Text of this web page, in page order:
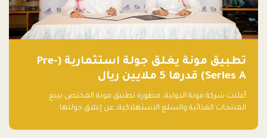
تطبيق مونة يغلق جولة استثمارية (Pre-
Series A) قدرها 5 ملايين ريال
أعلنت شركة مونة الدولية، مطورة تطبيق مونة المختص ببيع
المنتجات الغذائية والسلع الاستهلاكية، عن إغلاق جولتها
دولار أمريكي)، بقيادة شركتي دعم المنشآت المحدودة وتسارع القابضة